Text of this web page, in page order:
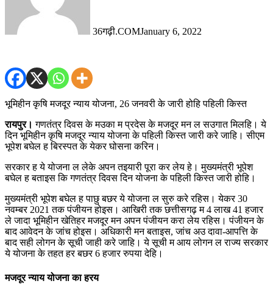
36गढ़ी.COMJanuary 6, 2022
भूमिहीन कृषि मजदूर न्याय योजना, 26 जनवरी के जारी होहि पहिली किस्त
रायपुर। गणतंत्र दिवस के मउका म प्रदेस के मजदूर मन ल सउगात मिलहि। ये
दिन भूमिहीन कृषि मजदूर न्याय योजना के पहिली किस्त जारी करे जाहि। सीएम
भूपेश बघेल ह बिरस्पत के येकर घोसना करिन।
सरकार ह ये योजना ल लेके अपन तइयारी पूरा कर लेय हे। मुख्यमंत्री भूपेश
बघेल ह बताइस कि गणतंत्र दिवस दिन योजना के पहिली किस्त जारी होहि।
मुख्यमंत्री भूपेश बघेल ह पाछु बछर ये योजना ल सुरु करे रहिस। येकर 30
नवम्बर 2021 तक पंजीयन होइस। आखिरी तक छत्तीसगढ़ म 4 लाख 41 हजार
ले जादा भूमिहीन खेतिहर मजदूर मन अपन पंजीयन करा लेय रहिस। पंजीयन के
बाद आवेदन के जांच होइस। अधिकारी मन बताइस, जांच अउ दावा-आपत्ति के
बाद सही लोगन के सूची जाही करे जाहि। ये सूची म आय लोगन ल राज्य सरकार
ये योजना के तहत हर बछर 6 हजार रुपया देहि।
मजदूर न्याय योजना का हरय